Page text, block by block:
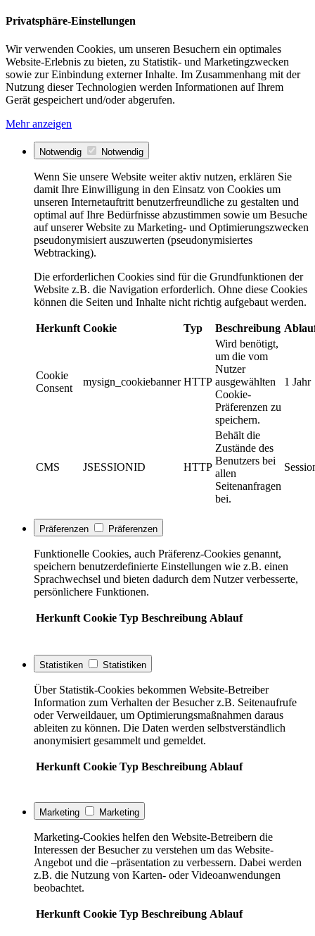
Privatsphäre-Einstellungen
Wir verwenden Cookies, um unseren Besuchern ein optimales
Website-Erlebnis zu bieten, zu Statistik- und Marketingzwecken
sowie zur Einbindung externer Inhalte. Im Zusammenhang mit der
Nutzung dieser Technologien werden Informationen auf Ihrem
Gerät gespeichert und/oder abgerufen.
Mehr anzeigen
Notwendig Notwendig
Wenn Sie unsere Website weiter aktiv nutzen, erklären Sie
damit Ihre Einwilligung in den Einsatz von Cookies um
unseren Internetauftritt benutzerfreundliche zu gestalten und
optimal auf Ihre Bedürfnisse abzustimmen sowie um Besuche
auf unserer Website zu Marketing- und Optimierungszwecken
pseudonymisiert auszuwerten (pseudonymisiertes
Webtracking).
Die erforderlichen Cookies sind für die Grundfunktionen der
Website z.B. die Navigation erforderlich. Ohne diese Cookies
können die Seiten und Inhalte nicht richtig aufgebaut werden.
Herkunft Cookie Typ Beschreibung
Cookie
Consent
mysign_cookiebanner HTTP
Wird benötigt,
um die vom
Nutzer
ausgewählten
Cookie-
Präferenzen zu
speichern.
1 Jahr
CMS JSESSIONID HTTP
Behält die
Zustände des
Benutzers bei
allen
Seitenanfragen
bei.
Präferenzen Präferenzen
Funktionelle Cookies, auch Präferenz-Cookies genannt,
speichern benutzerdefinierte Einstellungen wie z.B. einen
Sprachwechsel und bieten dadurch dem Nutzer verbesserte,
persönlichere Funktionen.
Herkunft Cookie Typ Beschreibung Ablauf
Statistiken Statistiken
Über Statistik-Cookies bekommen Website-Betreiber
Information zum Verhalten der Besucher z.B. Seitenaufrufe
oder Verweildauer, um Optimierungsmaßnahmen daraus
ableiten zu können. Die Daten werden selbstverständlich
anonymisiert gesammelt und gemeldet.
Herkunft Cookie Typ Beschreibung Ablauf
Marketing Marketing
Marketing-Cookies helfen den Website-Betreibern die
Interessen der Besucher zu verstehen um das Website-
Angebot und die –präsentation zu verbessern. Dabei werden
z.B. die Nutzung von Karten- oder Videoanwendungen
beobachtet.
Herkunft Cookie Typ Beschreibung Ablauf